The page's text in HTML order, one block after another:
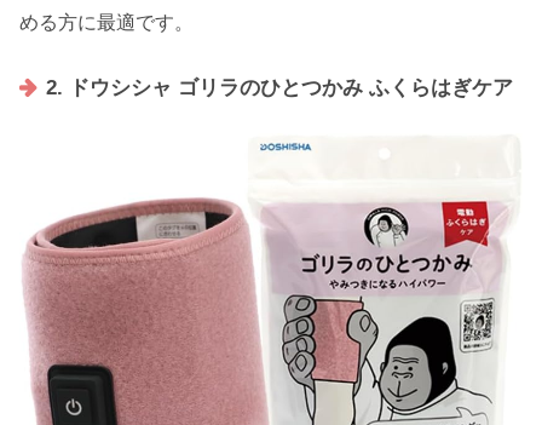
める方に最適です。
2. ドウシシャ ゴリラのひとつかみ ふくらはぎケア